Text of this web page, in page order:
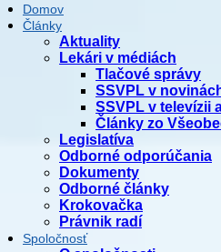
Domov
Články
Aktuality
Lekári v médiách
Tlačové správy
SSVPL v
SSVPL v televízii
Články zo
Legislatíva
Odborné odporúčania
Dokumenty
Odborné články
Krokovačka
Právnik radí
Spoločnosť